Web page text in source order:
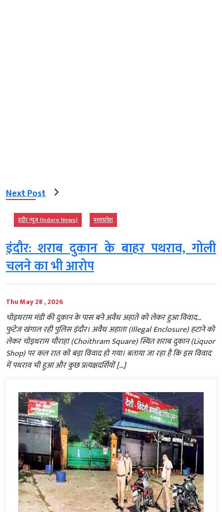
Next Post
इंदौर न्यूज़ (Indore News) मध्‍यप्रदेश
इंदौर: शराब दुकान के बाहर पथराव, गोली
चलने का भी आरोप
Thu May 28 , 2026
चोइथराम मंडी की दुकान के पास बने अवैध अहाते को लेकर हुआ विवाद…
फुटेज खंगाल रही पुलिस इंदौर। अवैध अहाता (Illegal Enclosure) हटाने को
लेकर चोइथराम चौराहा (Choithram Square) स्थित शराब दुकान (Liquor
Shop) पर कल रात को बड़ा विवाद हो गया। बताया जा रहा है कि इस विवाद
में पथराव भी हुआ और कुछ प्रत्यक्षदर्शियों […]